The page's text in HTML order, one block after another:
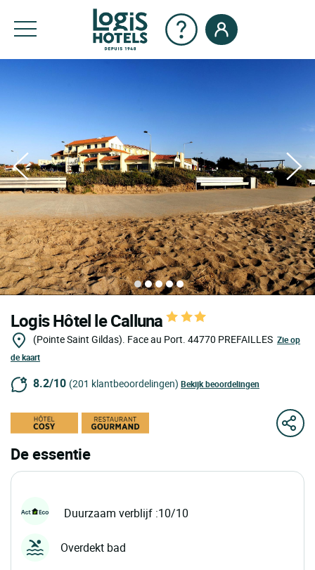
Logis Hôtel le Calluna
(Pointe Saint Gildas). Face au Port. 44770 PREFAILLES Zie op
de kaart
8.2/10 (201 klantbeoordelingen) Bekijk beoordelingen
De essentie
Duurzaam verblijf :10/10
Overdekt bad